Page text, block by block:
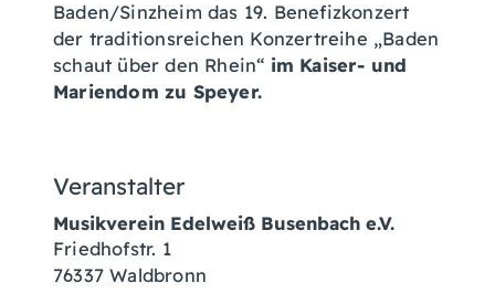
Baden/Sinzheim das 19. Benefizkonzert
der traditionsreichen Konzertreihe „Baden
schaut über den Rhein“ im Kaiser- und
Mariendom zu Speyer.
Veranstalter
Musikverein Edelweiß Busenbach e.V.
Friedhofstr. 1
76337 Waldbronn